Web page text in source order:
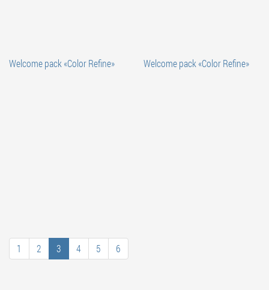
Welcome pack «Color Refine» Welcome pack «Color Refine»
1 2 3 4 5 6